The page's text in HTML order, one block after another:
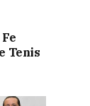
Tenis